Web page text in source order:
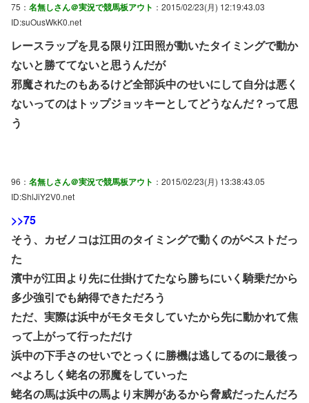
75： 名無しさん＠実況で競馬板アウト ：2015/02/23(月) 12:19:43.03
ID:suOusWkK0.net
レースラップを見る限り江田照が動いたタイミングで動か
ないと勝ててないと思うんだが
邪魔されたのもあるけど全部浜中のせいにして自分は悪く
ないってのはトップジョッキーとしてどうなんだ？って思
う
96： 名無しさん＠実況で競馬板アウト ：2015/02/23(月) 13:38:43.05
ID:ShlJiY2V0.net
>>75
そう、カゼノコは江田のタイミングで動くのがベストだっ
た
濱中が江田より先に仕掛けてたなら勝ちにいく騎乗だから
多少強引でも納得できただろう
ただ、実際は浜中がモタモタしていたから先に動かれて焦
って上がって行っただけ
浜中の下手さのせいでとっくに勝機は逃してるのに最後っ
ぺよろしく蛯名の邪魔をしていった
蛯名の馬は浜中の馬より末脚があるから脅威だったんだろ